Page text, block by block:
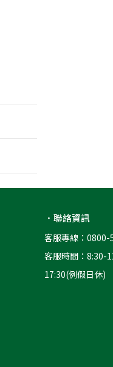
．聯絡資訊
客服專線：0800-
客服時間：8:30-
17:30(例假日休)